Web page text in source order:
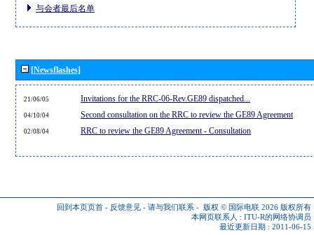
与会者最后名单
[Newsflashes]
21/06/05 Invitations for the RRC-06-Rev.GE89 dispatched...
04/10/04 Second consultation on the RRC to review the GE89 Agreement
02/08/04 RRC to review the GE89 Agreement - Consultation
回到本页页首 - 反馈意见 - 请与我们联系 - 版权 © 国际电联 2026 版权所有
本网页联系人 : ITU-R的网络协调员
最近更新日期 : 2011-06-15